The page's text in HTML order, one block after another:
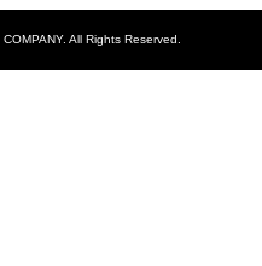
. All Rights Reserved.